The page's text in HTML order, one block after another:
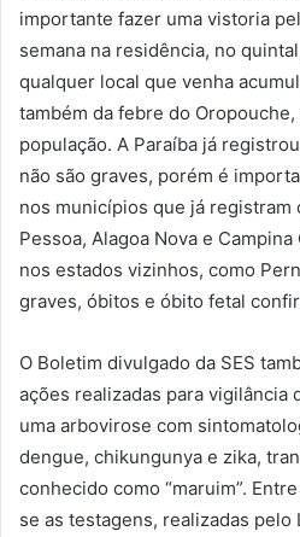
importante fazer uma vistoria
semana na residência, no
qualquer local que venha
também da febre do
população. A Paraíba já
não são graves, porém é
nos municípios que já registram
Pessoa, Alagoa Nova e
nos estados vizinhos, como
graves, óbitos e óbito fetal
O Boletim divulgado da SES
ações realizadas para vigilância
uma arbovirose com
dengue, chikungunya e zika,
conhecido como “maruim”.
se as testagens, realizadas